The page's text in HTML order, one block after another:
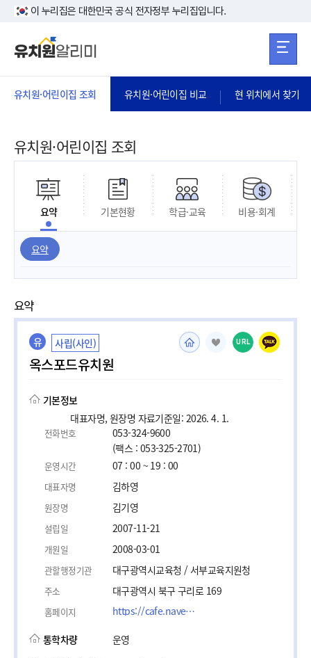
본문 바로가기
이 누리집은 대한민국 공식 전자정부 누리집입니다.
유치원·어린이집 조회 유치원·어린이집 비교 현 위치에서 찾기
유치원·어린이집 조회
요약 기본현황 학급·교육 비용·회계
요약
요약
유 사립(사인)
옥스포드유치원
URL
기본정보
대표자명, 원장명 자료기준일: 2026. 4. 1.
전화번호
053-324-9600
(팩스 : 053-325-2701)
운영시간 07 : 00 ~ 19 : 00
대표자명 김하영
원장명 김기영
설립일 2007-11-21
개원일 2008-03-01
관할행정기관 대구광역시교육청 / 서부교육지원청
주소 대구광역시 북구 구리로 169
홈페이지 https://cafe.naver.com/oxfordhappy
통학차량
운영